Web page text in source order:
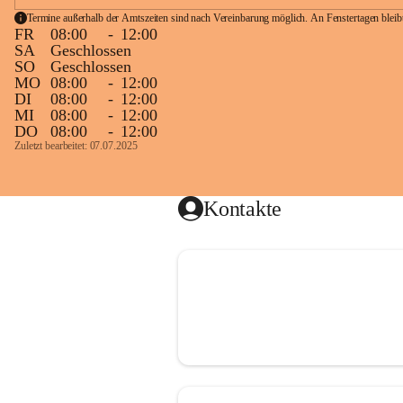
Termine außerhalb der Amtszeiten sind nach Vereinbarung möglich. An Fenstertagen
FR 08:00 - 12:00
SA
Geschlossen
SO
Geschlossen
MO 08:00 - 12:00
DI
08:00 - 12:00
MI
08:00 - 12:00
DO
08:00 - 12:00
Zuletzt bearbeitet: 07.07.2025
Kontakte